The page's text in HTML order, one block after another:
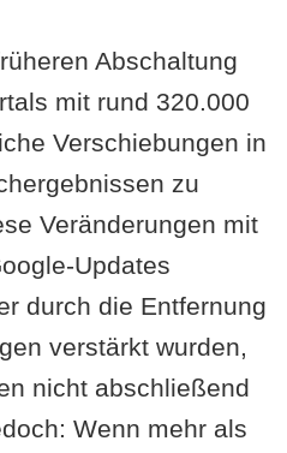
Abschaltung
mit rund 320.000
Verschiebungen in
zu
Veränderungen mit
Updates
durch die Entfernung
verstärkt wurden,
nicht abschließend
Wenn mehr als